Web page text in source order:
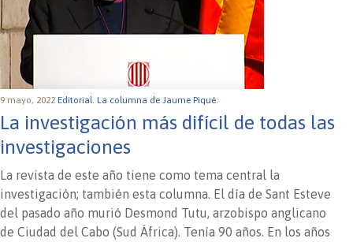
9 mayo, 2022 Editorial. La columna de Jaume Piqué.
La investigación más difícil de todas las
investigaciones
La revista de este año tiene como tema central la
investigación; también esta columna. El día de Sant Esteve
del pasado año murió Desmond Tutu, arzobispo anglicano
de Ciudad del Cabo (Sud África). Tenía 90 años. En los años